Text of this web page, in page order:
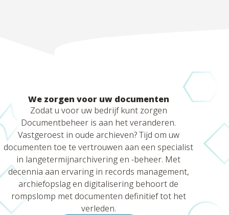
We zorgen voor uw documenten
Zodat u voor uw bedrijf kunt zorgen
Documentbeheer is aan het veranderen.
Vastgeroest in oude archieven? Tijd om uw
documenten toe te vertrouwen aan een specialist
in langetermijnarchivering en -beheer. Met
decennia aan ervaring in records management,
archiefopslag en digitalisering behoort de
rompslomp met documenten definitief tot het
verleden.